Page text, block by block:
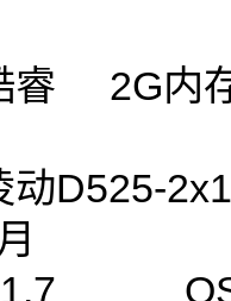
睿 2G内
动D525-
1.7 OS: